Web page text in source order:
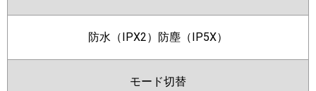
防水（IPX2）防塵（IP5X）
モード切替